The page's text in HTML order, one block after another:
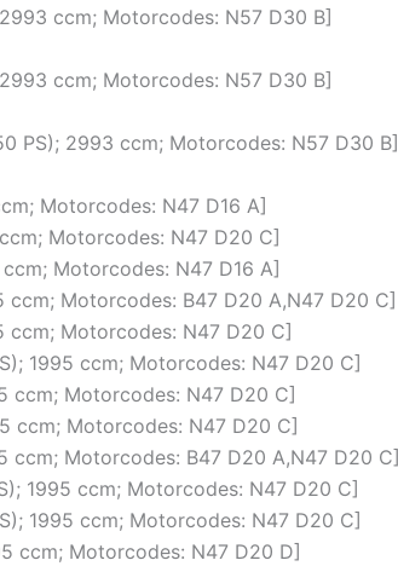
ccm; Motorcodes: N57 D30 B]
ccm; Motorcodes: N57 D30 B]
PS); 2993 ccm; Motorcodes: N57 D30 B]
Motorcodes: N47 D16 A]
Motorcodes: N47 D20 C]
Motorcodes: N47 D16 A]
ccm; Motorcodes: B47 D20 A,N47 D20 C]
ccm; Motorcodes: N47 D20 C]
1995 ccm; Motorcodes: N47 D20 C]
ccm; Motorcodes: N47 D20 C]
ccm; Motorcodes: N47 D20 C]
ccm; Motorcodes: B47 D20 A,N47 D20 C]
1995 ccm; Motorcodes: N47 D20 C]
1995 ccm; Motorcodes: N47 D20 C]
ccm; Motorcodes: N47 D20 D]